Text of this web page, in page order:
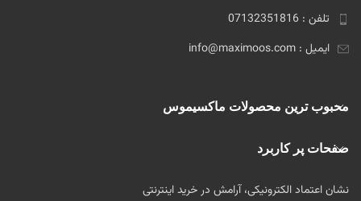
تلفن : 07132351816
ایمیل : info@maximoos.com
محبوب ترین محصولات ماکسیموس
صفحات پر کاربرد
نشان اعتماد الکترونیکی، آرامش در خرید اینترنتی